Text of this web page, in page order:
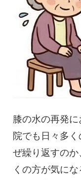
慢
症例
よく
クリ
お知らせ
予約フォーム
膝の水の再発
院でも日々多
ぜ繰り返すの
くの方が気に